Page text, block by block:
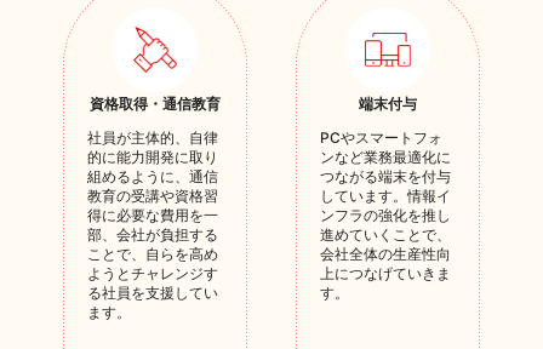
資格取得・通信教育
社員が主体的、自律
的に能力開発に取り
組めるように、通信
教育の受講や資格習
得に必要な費用を一
部、会社が負担する
ことで、自らを高め
ようとチャレンジす
る社員を支援してい
ます。
端末付与
PCやスマートフォ
ンなど業務最適化に
つながる端末を付与
しています。情報イ
ンフラの強化を推し
進めていくことで、
会社全体の生産性向
上につなげていきま
す。